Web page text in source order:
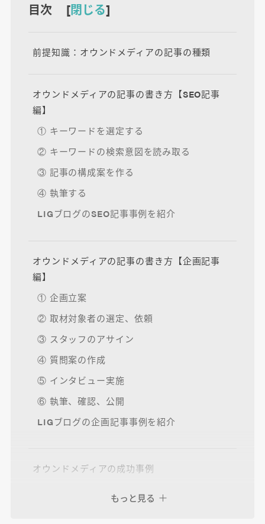
目次 [閉じる]
前提知識：オウンドメディアの記事の種類
オウンドメディアの記事の書き方【SEO記事
編】
① キーワードを選定する
② キーワードの検索意図を読み取る
③ 記事の構成案を作る
④ 執筆する
LIGブログのSEO記事事例を紹介
オウンドメディアの記事の書き方【企画記事
編】
① 企画立案
② 取材対象者の選定、依頼
③ スタッフのアサイン
④ 質問案の作成
⑤ インタビュー実施
⑥ 執筆、確認、公開
LIGブログの企画記事事例を紹介
オウンドメディアの成功事例
もっと見る